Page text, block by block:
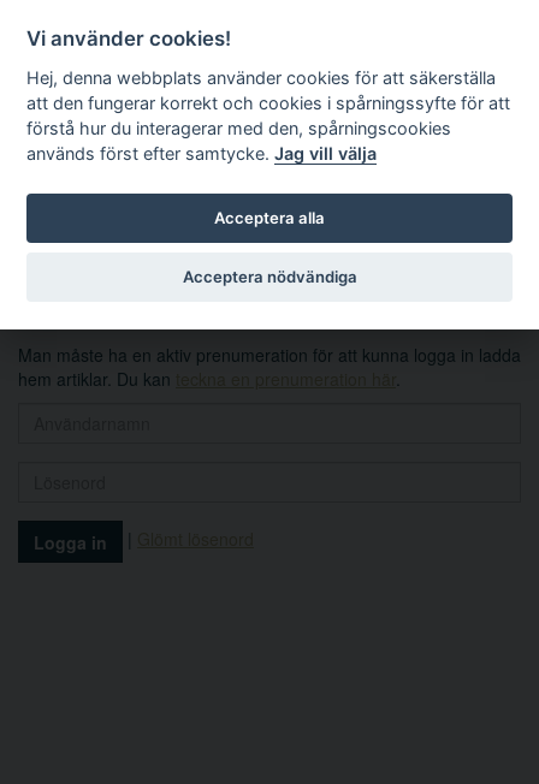
Sök
Logga in
Man måste ha en aktiv prenumeration för att kunna logga in ladda
hem artiklar. Du kan
|
Vi använder cookies!
Hej, denna webbplats använder cookies för att säkerställa
att den fungerar korrekt och cookies i spårningssyfte för att
förstå hur du interagerar med den, spårningscookies
används först efter samtycke.Jag vill välja
Acceptera alla
Acceptera nödvändiga